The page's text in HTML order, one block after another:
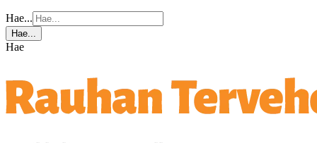
Hae...
Hae...
Hae